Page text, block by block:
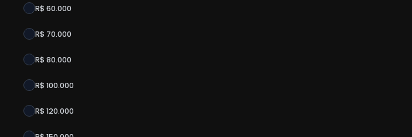
R$ 60.000
R$ 70.000
R$ 80.000
R$ 100.000
R$ 120.000